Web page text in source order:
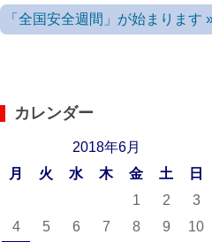
「全国安全週間」が始まります
カレンダー
2018年6月
月
火 水 木 金 土
日
1
2
3
4
5 6 7 8 9
10